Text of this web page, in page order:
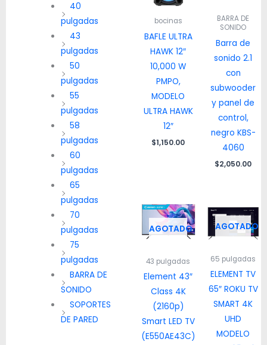
40
pulgadas
43
pulgadas
50
pulgadas
55
pulgadas
58
pulgadas
60
pulgadas
65
pulgadas
70
pulgadas
75
pulgadas
BARRA DE
SONIDO
SOPORTES
DE PARED
bocinas
BAFLE ULTRA
HAWK 12″
10,000 W
PMPO,
MODELO
ULTRA HAWK
12″
$1,150.00
BARRA DE
SONIDO
Barra de
sonido 2.1
con
subwooder
y panel de
control,
negro KBS-
4060
$2,050.00
AGOTADO
43 pulgadas
Element 43″
Class 4K
(2160p)
Smart LED TV
(E550AE43C)
AGOTADO
65 pulgadas
ELEMENT TV
65″ ROKU TV
SMART 4K
UHD
MODELO